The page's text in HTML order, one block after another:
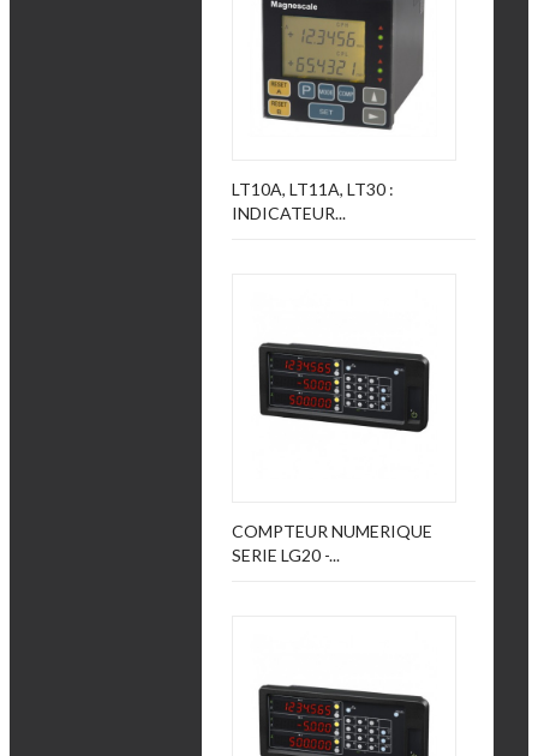
LT10A, LT11A, LT30 :
INDICATEUR...
COMPTEUR NUMERIQUE
SERIE LG20 -...